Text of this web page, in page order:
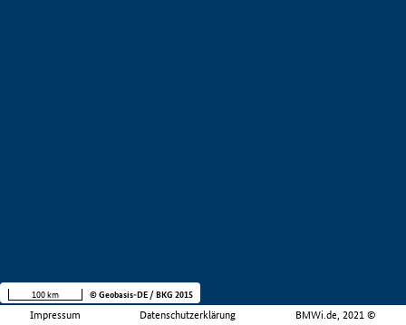
Impressum Datenschutzerklärung BMWi.de, 2021 ©
100 km © Geobasis-DE / BKG 2015